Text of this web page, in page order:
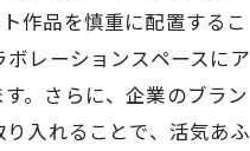
作品を慎重に配置するこ
レーションスペースにア
。さらに、企業のブラン
入れることで、活気あふ